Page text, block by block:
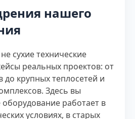
нашего
сухие технические
реальных проектов: от
крупных теплосетей и
Здесь вы
работает в
условиях, в старых